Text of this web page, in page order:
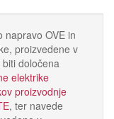
napravo OVE in
proizvedene v
določena
elektrike
proizvodnje
, ter navede